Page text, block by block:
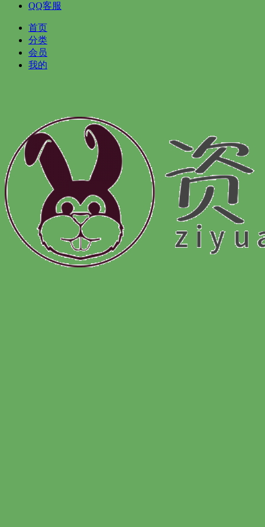
QQ客服
首页
分类
会员
我的